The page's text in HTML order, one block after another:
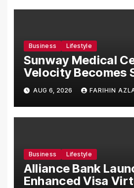
Business Lifestyle
Sunway Medical
Velocity Becomes
Asia’s First
Introduce the
NORAV Clinical
System, Elevating
AUG 6, 2026 FARIHIN
Business Lifestyle
Alliance Bank
Enhanced Visa